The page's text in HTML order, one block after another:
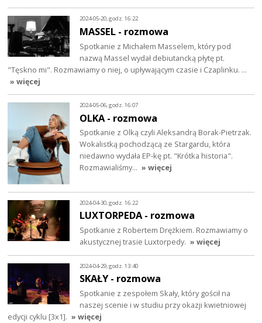
2024-05-20, godz. 16:22
MASSEL - rozmowa
Spotkanie z Michałem Masselem, który pod
nazwą Massel wydał debiutancką płytę pt.
"Tęskno mi". Rozmawiamy o niej, o upływającym czasie i Czaplinku. …
» więcej
2024-05-06, godz. 16:07
OLKA - rozmowa
Spotkanie z Olką czyli Aleksandrą Borak-Pietrzak.
Wokalistką pochodzącą ze Stargardu, która
niedawno wydała EP-kę pt. "Krótka historia".
Rozmawialiśmy… » więcej
2024-04-30, godz. 16:22
LUXTORPEDA - rozmowa
Spotkanie z Robertem Drężkiem. Rozmawiamy o
akustycznej trasie Luxtorpedy. » więcej
2024-04-29, godz. 13:40
SKAŁY - rozmowa
Spotkanie z zespołem Skały, który gościł na
naszej scenie i w studiu przy okazji kwietniowej
edycji cyklu [3x1]. » więcej